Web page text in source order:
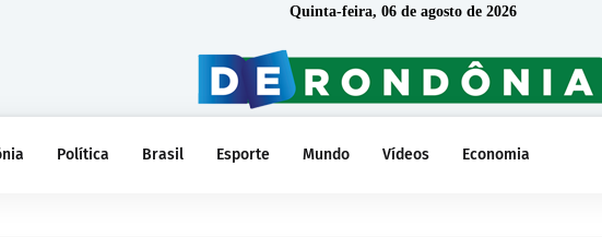
Quinta-feira, 06 de agosto de 2026
Política Brasil Esporte Mundo Vídeos Economia